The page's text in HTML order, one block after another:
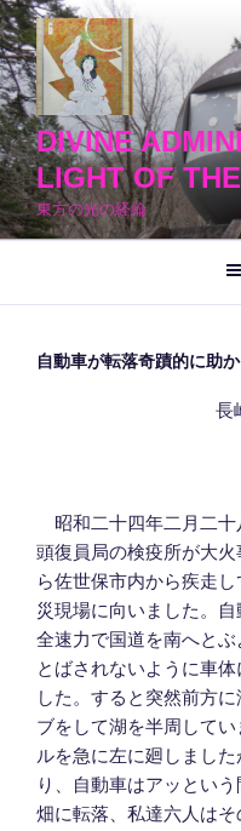
コ
ン
テ
ン
ツ
へ
ス
キ
ッ
DIVINE
LIGHT OF
東方の光の経綸
自動車が転落奇蹟的に助
長
昭和二十四年二月二十
頭復員局の検疫所が大
ら佐世保市内から疾走
災現場に向いました。
全速力で国道を南へと
とばされないように車
した。すると突然前方
ブをして湖を半周して
ルを急に左に廻しまし
り、自動車はアッとい
畑に転落、私達六人はそ